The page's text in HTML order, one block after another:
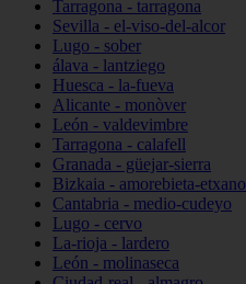
Tarragona - tarragona
Sevilla - el-viso-del-alcor
Lugo - sober
álava - lantziego
Huesca - la-fueva
Alicante - monòver
León - valdevimbre
Tarragona - calafell
Granada - güejar-sierra
Bizkaia - amorebieta-etxano
Cantabria - medio-cudeyo
Lugo - cervo
La-rioja - lardero
León - molinaseca